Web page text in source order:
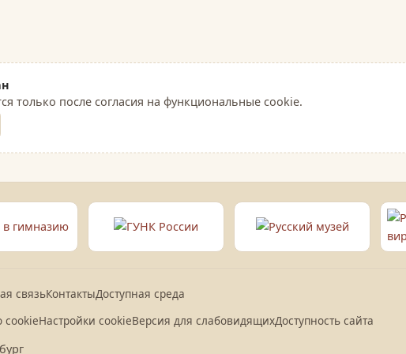
только после согласия на функциональные cookie.
связьКонтактыДоступная среда
cookieНастройки cookieВерсия для слабовидящихДоступность сайта